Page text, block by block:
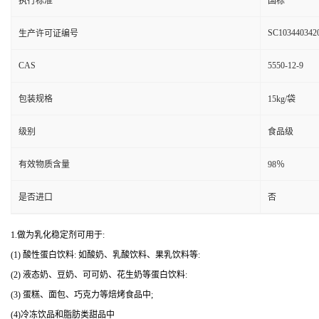
生产许可证编号
CAS 5550-12-9
包装规格 15kg/袋
级别 食品级
有效物质含量 98％
是否进口 否
1.做为乳化稳定剂可用于:
(1) 酸性蛋白饮料: 如酸奶、乳酸饮料、果乳饮料等:
(2) 液态奶、豆奶、可可奶、花生奶等蛋白饮料:
(3) 蛋糕、面包、巧克力等焙烤食品中;
(4)冷冻饮品和脂肪类甜品中